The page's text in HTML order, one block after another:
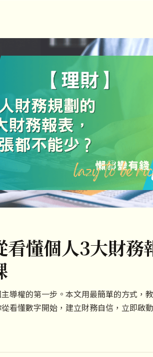
看懂個人3大財務
導權的第一步。本文用最簡單的方式，
看懂數字開始，建立財務自信，立即啟